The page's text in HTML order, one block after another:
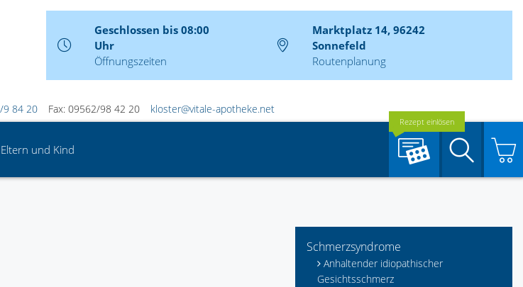
Geschlossen bis 08:00
Uhr
Öffnungszeiten
Marktplatz 14, 96242
Sonnefeld
Routenplanung
9 84 20 Fax: 09562/98 42 20 kloster@vitale-apotheke.net
Eltern und Kind
Rezept einlösen
Suche
Schmerzsyndrome
Anhaltender idiopathischer
Gesichtsschmerz